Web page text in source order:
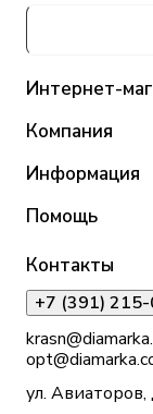
Интернет-
Компания
Информация
Помощь
Контакты
+7 (391)
ул.